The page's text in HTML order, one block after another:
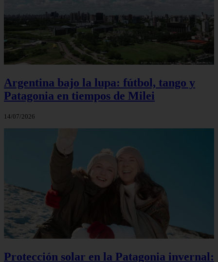
Argentina bajo la lupa: fútbol, tango y
Patagonia en tiempos de Milei
14/07/2026
Protección solar en la Patagonia invernal: